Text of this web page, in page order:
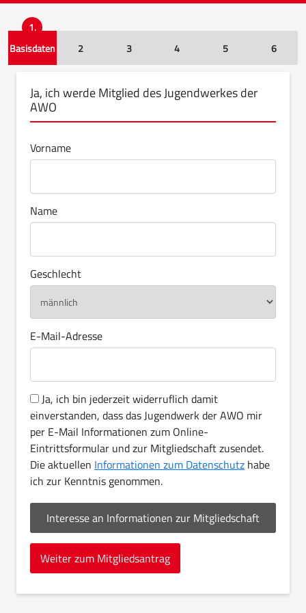
1.
Basisdaten
2 3 4 5 6
Ja, ich werde Mitglied des Jugendwerkes der
AWO
Vorname
Name
Geschlecht
E-Mail-Adresse
Ja, ich bin jederzeit widerruflich damit
einverstanden, dass das Jugendwerk der AWO mir
per E-Mail Informationen zum Online-
Eintrittsformular und zur Mitgliedschaft zusendet.
Die aktuellen Informationen zum Datenschutz habe
ich zur Kenntnis genommen.